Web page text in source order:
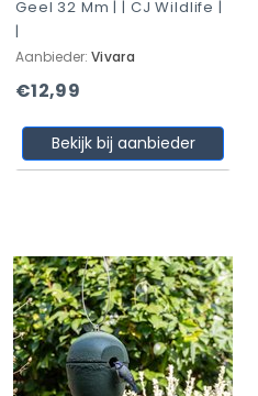
Geel 32 Mm | | CJ Wildlife |
|
Aanbieder: Vivara
€12,99
Bekijk bij aanbieder